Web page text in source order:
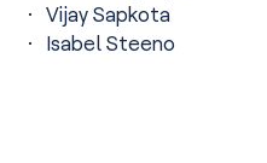
Vijay Sapkota
Isabel Steeno